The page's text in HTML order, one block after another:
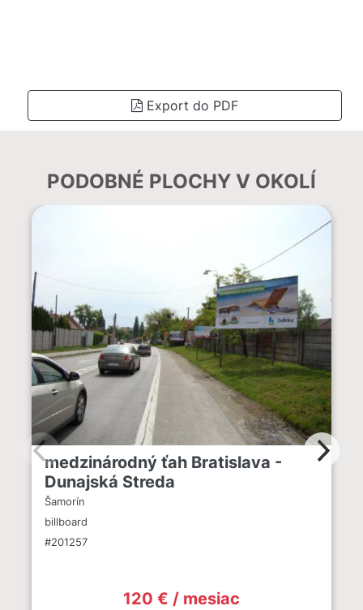
Export do PDF
PODOBNÉ PLOCHY V OKOLÍ
medzinárodný ťah Bratislava -
Dunajská Streda
Šamorín
billboard
#201257
120 € / mesiac